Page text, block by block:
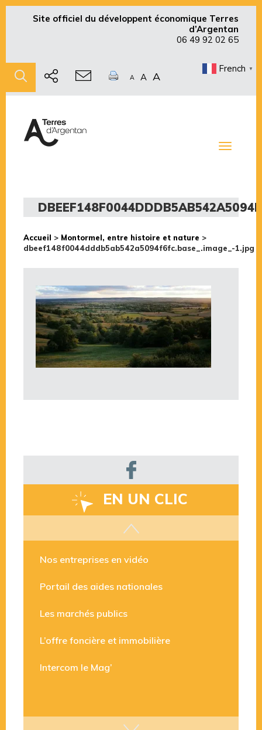
Site officiel du développent économique Terres
d’Argentan
06 49 92 02 65
A A A
French ▼
Toggle
Accueil > Montormel, entre histoire et nature >
dbeef148f0044dddb5ab542a5094f6fc.base_.image_-1.jpg
EN UN CLIC